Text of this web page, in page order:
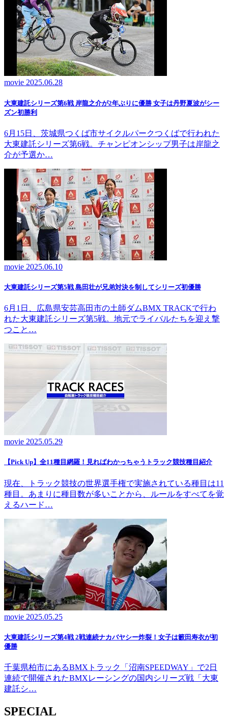
movie 2025.06.28
大東建託シリーズ第6戦 岸龍之介が2年ぶりに優勝 女子は丹野夏波がシー
ズン初勝利
6月15日、茨城県つくば市サイクルパークつくばで行われた
大東建託シリーズ第6戦。チャンピオンシップ男子は岸龍之
介が予選か…
movie 2025.06.10
大東建託シリーズ第5戦 島田壮が兄弟対決を制してシリーズ初優勝
6月1日、広島県安芸高田市の土師ダムBMX TRACKで行わ
れた大東建託シリーズ第5戦。地元でライバルたちを迎え撃
つこと…
movie 2025.05.29
【Pick Up】全11種目網羅！見ればわかっちゃうトラック競技種目紹介
現在、トラック競技の世界選手権で実施されている種目は11
種目。あまりに種目数が多いことから、ルールをすべてを覚
えるハード…
movie 2025.05.25
大東建託シリーズ第4戦 2戦連続ナカバヤシー炸裂！女子は籔田寿衣が初
優勝
千葉県柏市にあるBMXトラック「沼南SPEEDWAY」で2日
連続で開催されたBMXレーシングの国内シリーズ戦「大東
建託シ…
SPECIAL